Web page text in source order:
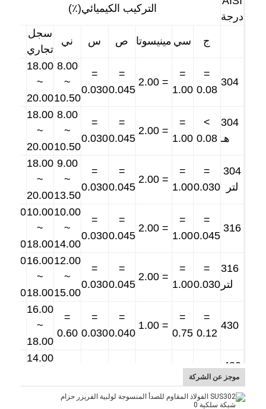
حزام النقل على شكل قرص العسل
حزام شبكة سلسلة
سيور نقل الفرن
درجة
التركيب الكيميائي(٪)
ج سي مينيسوتا ص س ني
سجل
تجاري
304
=
0.08
=
1.00
= 2.00
=
0.045
=
0.030
8.00
~
10.50
18.00
~
20.00
304
هـ
>
0.08
=
1.00
= 2.00
=
0.045
=
0.030
8.00
~
10.50
18.00
~
20.00
304
لتر
=
0.030
=
1.00
= 2.00
=
0.045
=
0.030
9.00
~
13.50
18.00
~
20.00
316
=
0.045
=
1.00
= 2.00
=
0.045
=
0.030
10.00
~
14.00
10.00
~
18.00
2.00
3.00
316
لتر
=
0.030
=
1.00
= 2.00
=
0.045
=
0.030
12.00
~
15.00
16.00
~
18.00
2.00
3.00
430
=
0.12
=
0.75
= 1.00
=
0.040
=
0.030
=
0.60
16.00
~
18.00
430
أ
=
0.06
=
0.50
14.00
17.00
موجز عن الشركة